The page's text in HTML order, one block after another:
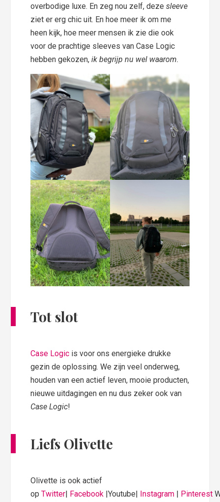
overbodige luxe. En zeg nou zelf, dezesleeve
ziet er erg chic uit. En hoe meer ik om me
heen kijk, hoe meer mensen ik zie die ook
voor de prachtige sleeves van Case Logic
hebben gekozen,ik begrijp nu wel waarom.
Tot slot
Case Logic is voor ons energieke drukke
gezin de oplossing. We zijn veel onderweg,
houden van een actief leven, mooie producten,
nieuwe uitdagingen en nu dus zeker ook van
Case Logic!
Liefs Olivette
Olivette is ook actief
opTwitter| Facebook |Youtube| Instagram | Pinterest